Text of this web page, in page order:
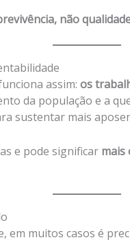
não
assim: os
da população e a
sustentar mais
e pode significar mais
em muitos casos é